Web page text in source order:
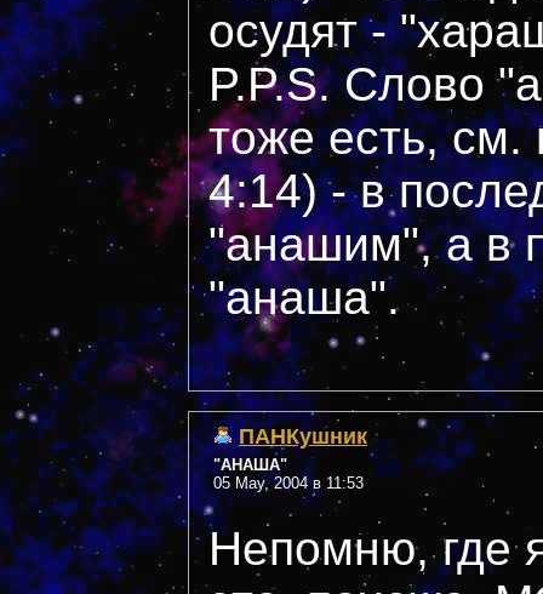
осудят -
P.P.S. Слово
тоже есть,
4:14) - в
"анашим", а в
"анаша".
ПАНКушник
"АНАША"
05 May, 2004 в 11:53
Непомню, где